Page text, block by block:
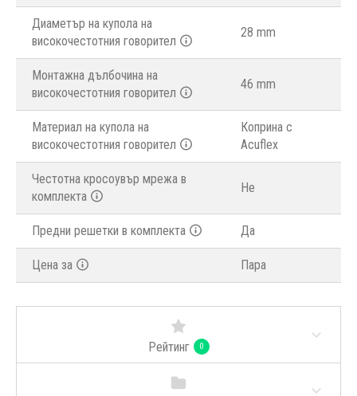
Диаметър на купола на
високочестотния говорител
28 mm
Монтажна дълбочина на
високочестотния говорител
46 mm
Материал на купола на
високочестотния говорител
Коприна с
Acuflex
Честотна кросоувър мрежа в
комплекта
Не
Предни решетки в комплекта Да
Цена за Пара
Рейтинг 0